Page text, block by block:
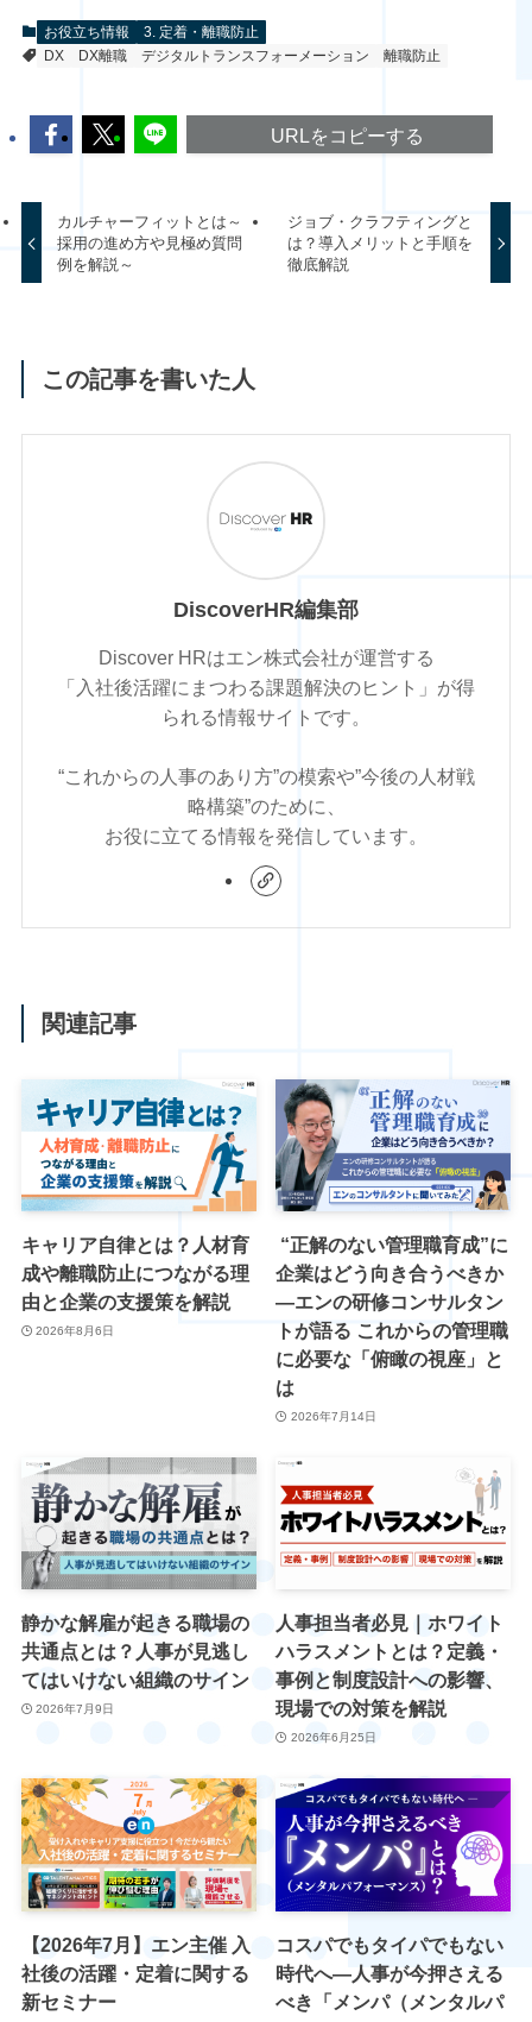
お役立ち情報
3. 定着・離職防止
DX
DX離職 デジタルトランスフォーメーション 離職防止
URLをコピーする
カルチャーフィットとは～
採用の進め方や見極め質問
例を解説～
ジョブ・クラフティングと
は？導入メリットと手順を
徹底解説
この記事を書いた人
DiscoverHR編集部
Discover HRはエン株式会社が運営する
「入社後活躍にまつわる課題解決のヒント」が得
られる情報サイトです。
“これからの人事のあり方”の模索や”今後の人材戦
略構築”のために、
お役に立てる情報を発信しています。
関連記事
キャリア自律とは？人材育
成や離職防止につながる理
由と企業の支援策を解説
2026年8月6日
“正解のない管理職育成”に
企業はどう向き合うべきか
―エンの研修コンサルタン
トが語る これからの管理職
に必要な「俯瞰の視座」と
は
2026年7月14日
静かな解雇が起きる職場の
共通点とは？人事が見逃し
てはいけない組織のサイン
2026年7月9日
人事担当者必見｜ホワイト
ハラスメントとは？定義・
事例と制度設計への影響、
現場での対策を解説
2026年6月25日
【2026年7月】エン主催 入
社後の活躍・定着に関する
新セミナー
コスパでもタイパでもない
時代へ—人事が今押さえる
べき「メンパ（メンタルパ